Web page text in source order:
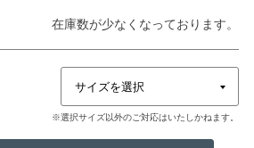
在庫数が少なくなっております。
※選択サイズ以外のご対応はいたしかねます。